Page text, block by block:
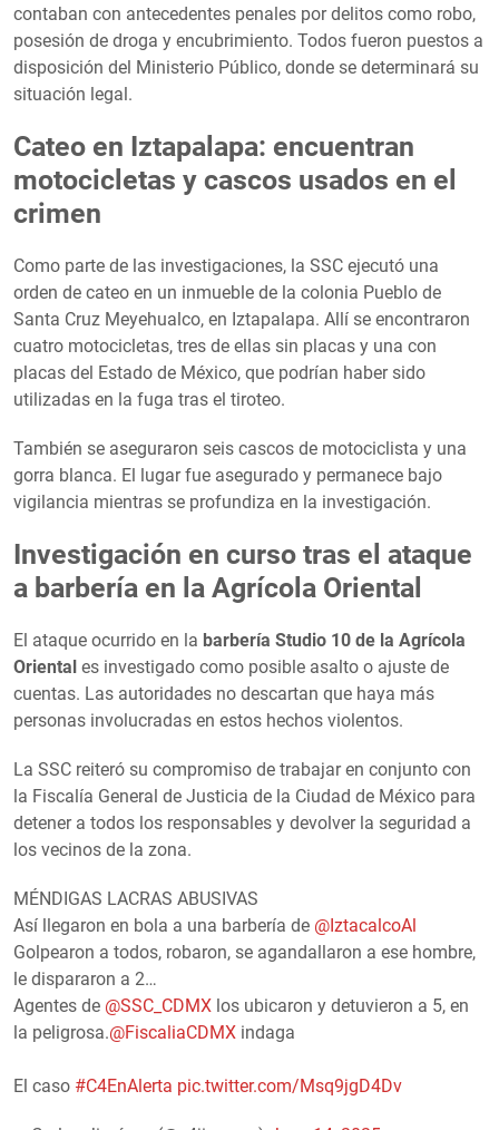
contaban con antecedentes penales por delitos como robo,
posesión de droga y encubrimiento. Todos fueron puestos a
disposición del Ministerio Público, donde se determinará su
situación legal.
Cateo en Iztapalapa: encuentran
motocicletas y cascos usados en el
crimen
Como parte de las investigaciones, la SSC ejecutó una
orden de cateo en un inmueble de la colonia Pueblo de
Santa Cruz Meyehualco, en Iztapalapa. Allí se encontraron
cuatro motocicletas, tres de ellas sin placas y una con
placas del Estado de México, que podrían haber sido
utilizadas en la fuga tras el tiroteo.
También se aseguraron seis cascos de motociclista y una
gorra blanca. El lugar fue asegurado y permanece bajo
vigilancia mientras se profundiza en la investigación.
Investigación en curso tras el ataque
a barbería en la Agrícola Oriental
El ataque ocurrido en la barbería Studio 10 de la Agrícola
Oriental es investigado como posible asalto o ajuste de
cuentas. Las autoridades no descartan que haya más
personas involucradas en estos hechos violentos.
La SSC reiteró su compromiso de trabajar en conjunto con
la Fiscalía General de Justicia de la Ciudad de México para
detener a todos los responsables y devolver la seguridad a
los vecinos de la zona.
MÉNDIGAS LACRAS ABUSIVAS
Así llegaron en bola a una barbería de @IztacalcoAl
Golpearon a todos, robaron, se agandallaron a ese hombre,
le dispararon a 2…
Agentes de @SSC_CDMX los ubicaron y detuvieron a 5, en
la peligrosa.@FiscaliaCDMX indaga
El caso #C4EnAlerta pic.twitter.com/Msq9jgD4Dv